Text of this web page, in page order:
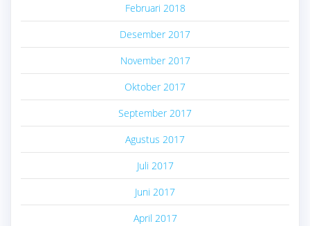
Februari 2018
Desember 2017
November 2017
Oktober 2017
September 2017
Agustus 2017
Juli 2017
Juni 2017
April 2017